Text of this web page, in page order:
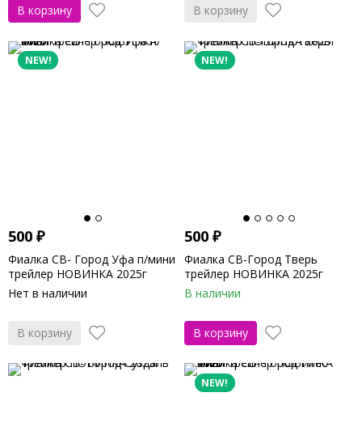
В корзину В корзину
NEW!
500 ₽
Фиалка СВ- Город Уфа п/мини
трейлер НОВИНКА 2025г
Нет в наличии
В корзину
NEW!
500₽
Фиалка СВ-Город Тверь
трейлер НОВИНКА 2025г
В наличии
В корзину
NEW!